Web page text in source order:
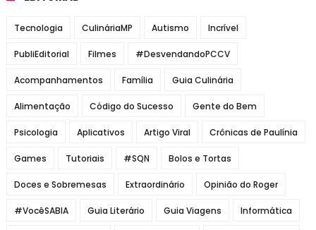
Tecnologia CulináriaMP Autismo Incrível
PubliEditorial Filmes #DesvendandoPCCV
Acompanhamentos Família Guia Culinária
Alimentação Código do Sucesso Gente do Bem
Psicologia Aplicativos Artigo Viral Crônicas de Paulínia
Games Tutoriais #SQN Bolos e Tortas
Doces e Sobremesas Extraordinário Opinião do Roger
#VocêSABIA Guia Literário Guia Viagens Informática